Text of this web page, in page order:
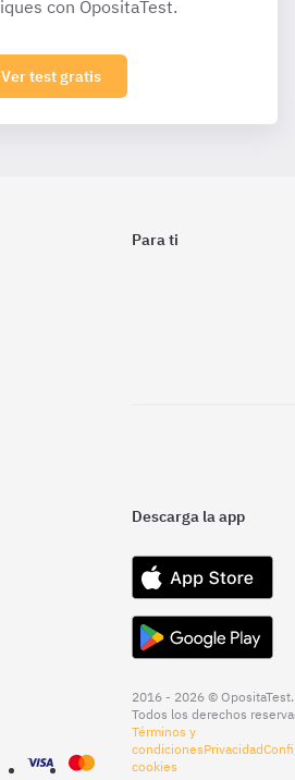
con OpositaTest.
Ver test gratis
Para ti
Descarga la app
2016 - 2026 © OpositaTest.
Todos los derechos
Términos y
condicionesPrivacidad
cookies